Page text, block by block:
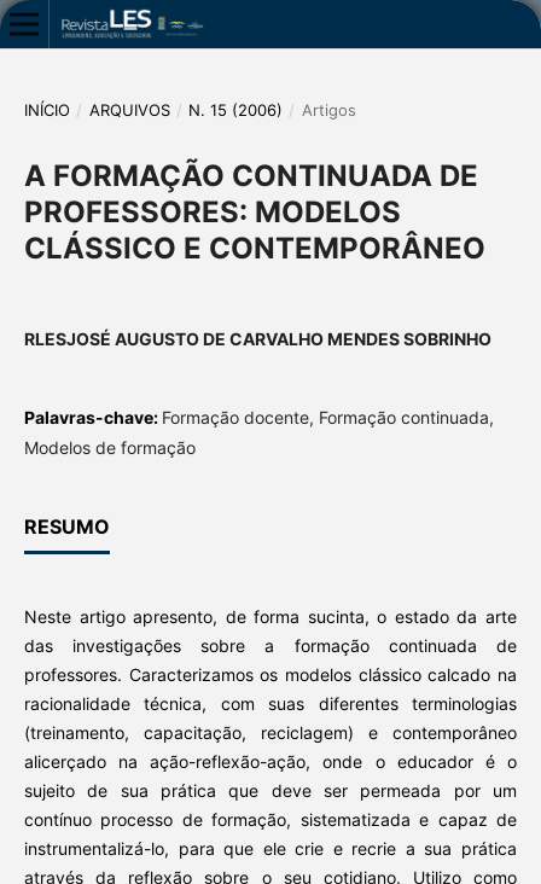
INÍCIO / ARQUIVOS / N. 15 (2006) / Artigos
A FORMAÇÃO CONTINUADA DE
PROFESSORES: MODELOS
CLÁSSICO E CONTEMPORÂNEO
RLESJOSÉ AUGUSTO DE CARVALHO MENDES SOBRINHO
Palavras-chave: Formação docente, Formação continuada,
Modelos de formação
RESUMO
Neste artigo apresento, de forma sucinta, o estado da arte
das investigações sobre a formação continuada de
professores. Caracterizamos os modelos clássico calcado na
racionalidade técnica, com suas diferentes terminologias
(treinamento, capacitação, reciclagem) e contemporâneo
alicerçado na ação-reflexão-ação, onde o educador é o
sujeito de sua prática que deve ser permeada por um
contínuo processo de formação, sistematizada e capaz de
instrumentalizá-lo, para que ele crie e recrie a sua prática
através da reflexão sobre o seu cotidiano. Utilizo como